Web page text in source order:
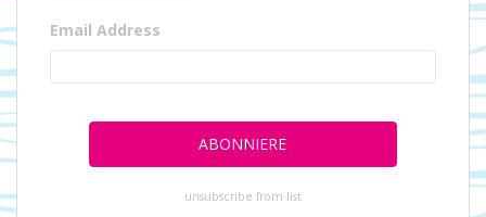
Email Address
unsubscribe from list